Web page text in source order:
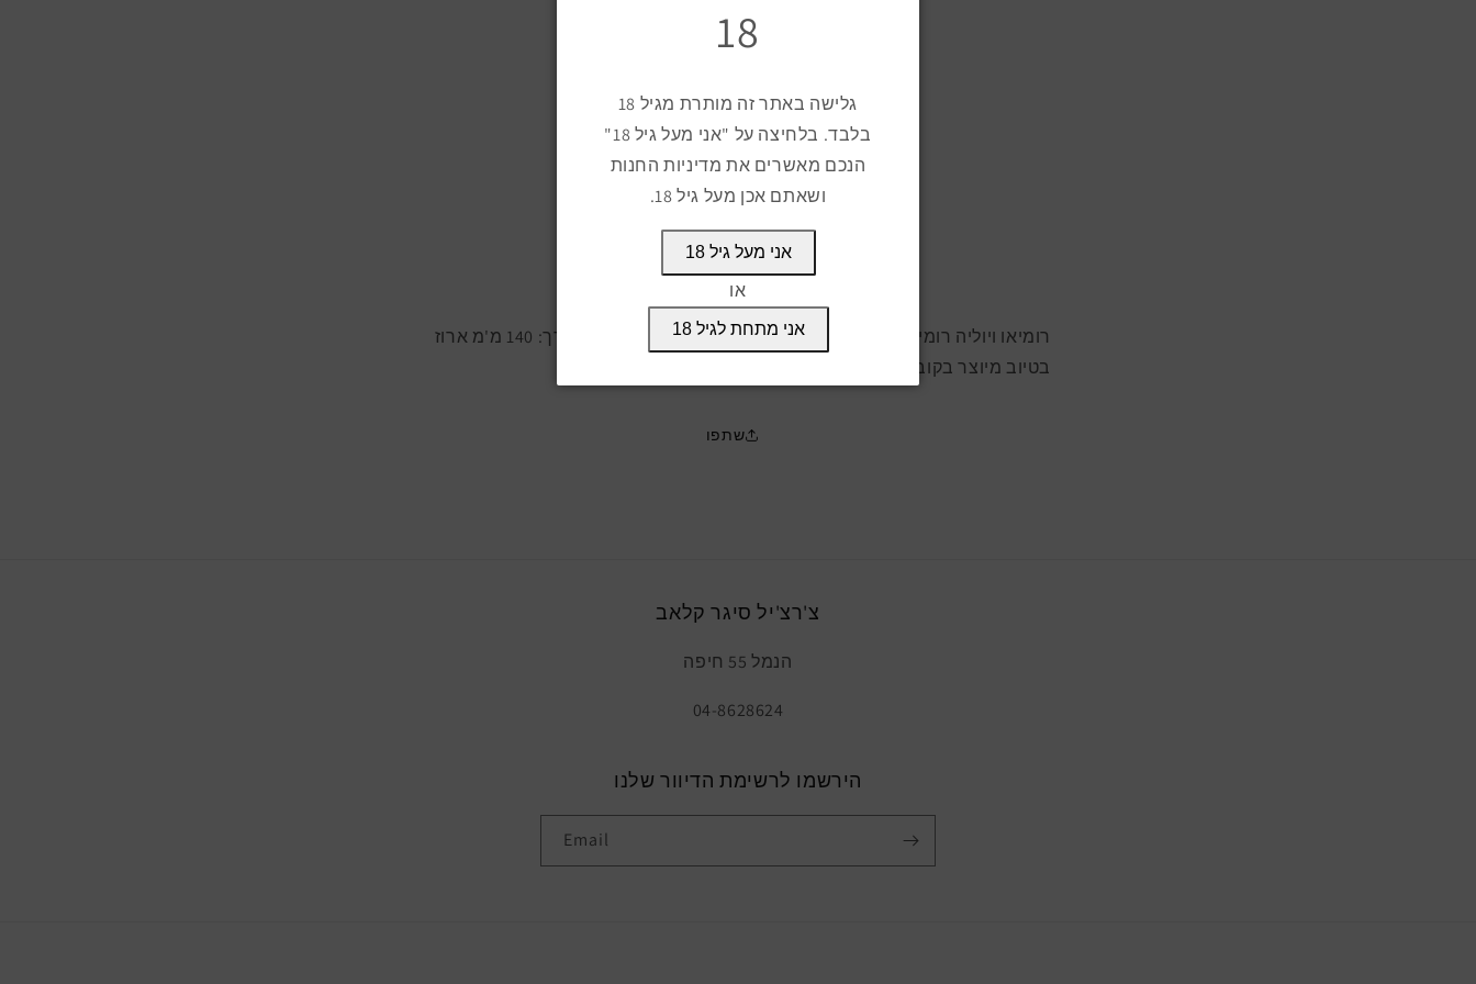
18
גלישה באתר זה מותרת מגיל 18
בלבד. בלחיצה על "אני מעל גיל 18"
הנכם מאשרים את מדיניות החנות
ושאתם אכן מעל גיל 18.
אני מעל גיל 18
או
אני מתחת לגיל 18
כמות
למוצר
ויוליה
מס.
1
בטיוב
ויוליה
רומיאו
מס.
1
בטיוב
קנה עכשיו
מוכן תוך יום עסקים
פרטי החנות
רומיאו ויוליה רומיאו מס. 1 סיגר בודד במידה קורונה טבעת: 40 אורך: 140 מ'מ ארוז
בטיוב מיוצר בקובה
שתפו
צ'רצ'יל סיגר קלאב
הנמל 55 חיפה
04-8628624
הירשמו לרשימת הדיוור שלנו
Email